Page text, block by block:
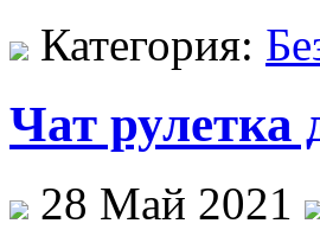
Категория:
Чат рулетка
28 Май 2021